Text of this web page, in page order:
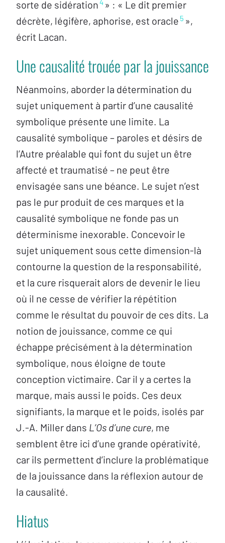
sorte de sidération4 » : « Le dit premier
décrète, légifère, aphorise, est oracle 5 »,
écrit Lacan.
Une causalité trouée par la jouissance
Néanmoins, aborder la détermination du
sujet uniquement à partir d’une causalité
symbolique présente une limite. La
causalité symbolique – paroles et désirs de
l’Autre préalable qui font du sujet un être
affecté et traumatisé – ne peut être
envisagée sans une béance. Le sujet n’est
pas le pur produit de ces marques et la
causalité symbolique ne fonde pas un
déterminisme inexorable. Concevoir le
sujet uniquement sous cette dimension-là
contourne la question de la responsabilité,
et la cure risquerait alors de devenir le lieu
où il ne cesse de vérifier la répétition
comme le résultat du pouvoir de ces dits. La
notion de jouissance, comme ce qui
échappe précisément à la détermination
symbolique, nous éloigne de toute
conception victimaire. Car il y a certes la
marque, mais aussi le poids. Ces deux
signifiants, la marque et le poids, isolés par
J.-A. Miller dans L’Os d’une cure, me
semblent être ici d’une grande opérativité,
car ils permettent d’inclure la problématique
de la jouissance dans la réflexion autour de
la causalité.
Hiatus